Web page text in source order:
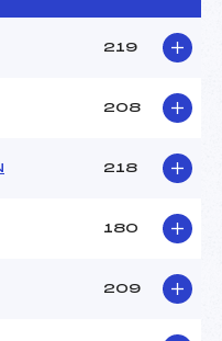
LA PISTE
2.800 km
219
208
218
180
209